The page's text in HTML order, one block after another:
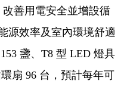
改善用電安全並增設循
源效率及室內環境舒適
153 盞、 T8 型 LED 燈具
扇 96 台，預計每年可